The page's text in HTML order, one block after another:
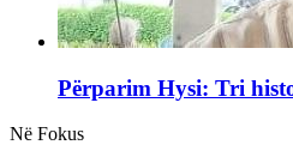
Përparim Hysi: Tri
Në Fokus